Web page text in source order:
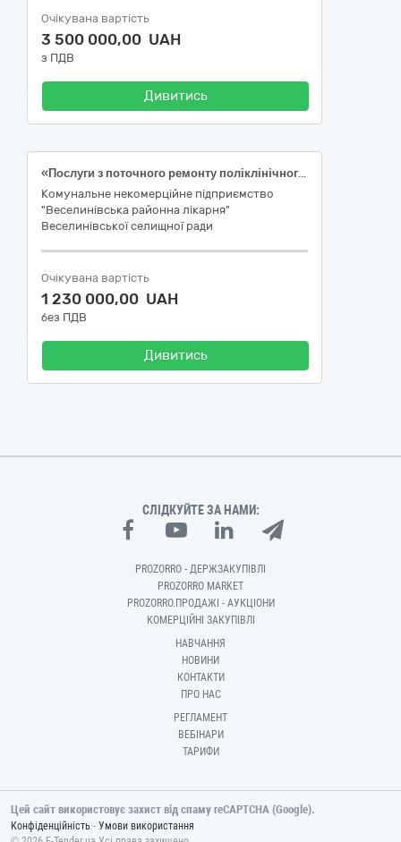
Очікувана вартість
3 500 000,00 UAH
з ПДВ
Дивитись
«Послуги з поточного ремонту поліклінічного відділення КНП «Веселинівська районна лікарня» Веселинівської селищної ради
Комунальне некомерційне підприємство
"Веселинівська районна лікарня"
Веселинівської селищної ради
Очікувана вартість
1 230 000,00 UAH
без ПДВ
Дивитись
СЛІДКУЙТЕ ЗА НАМИ:
PROZORRO - ДЕРЖЗАКУПІВЛІ
PROZORRO MARKET
PROZORRO.ПРОДАЖІ - АУКЦІОНИ
КОМЕРЦІЙНІ ЗАКУПІВЛІ
НАВЧАННЯ
НОВИНИ
КОНТАКТИ
ПРО НАС
РЕГЛАМЕНТ
ВЕБІНАРИ
ТАРИФИ
Цей сайт використовує захист від спаму reCAPTCHA (Google).
Конфіденційність - Умови використання